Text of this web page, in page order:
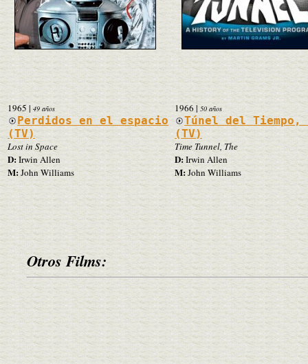
1965 | 49 años
Perdidos en el espacio
(TV)
Lost in Space
D:Irwin Allen
M:John Williams
1966 | 50 años
Túnel del Tiempo,
(TV)
Time Tunnel, The
D:Irwin Allen
M:John Williams
Otros Films: